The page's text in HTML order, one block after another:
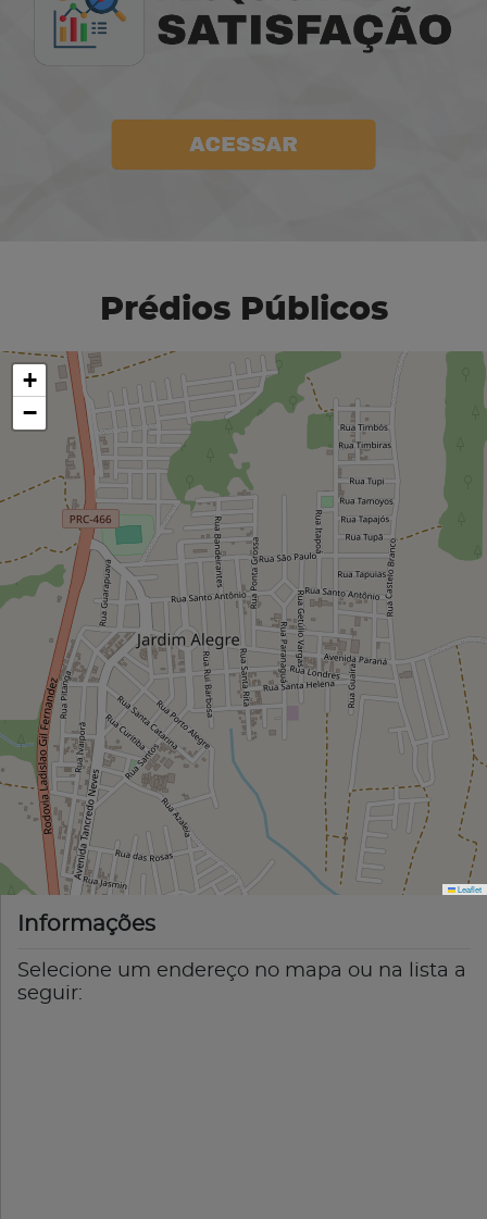
Prédios Públicos
+
−
Leaflet
Informações
Selecione um endereço no mapa ou na lista a
seguir: